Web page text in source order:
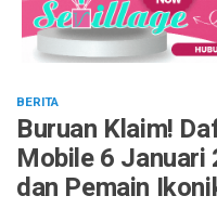
BERITA
Buruan Klaim!
Mobile 6 Januari
dan Pemain